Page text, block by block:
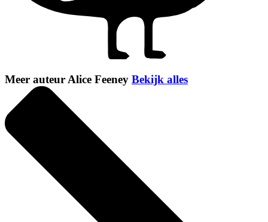
Meer auteur Alice Feeney Bekijk alles